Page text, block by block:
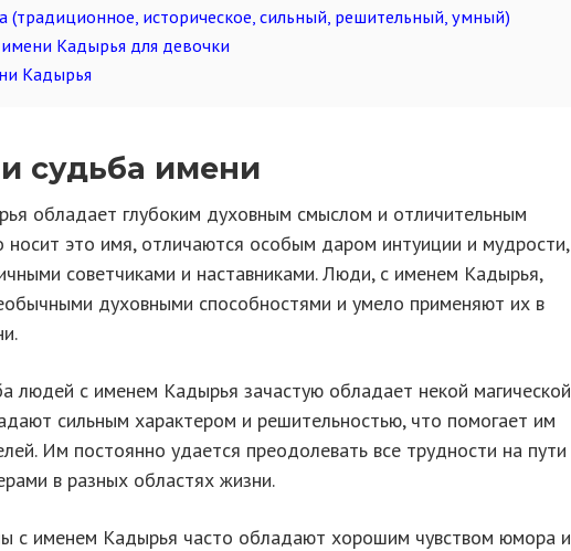
(традиционное, историческое, сильный, решительный, умный)
Кадырья для девочки
Кадырья
судьба имени
обладает глубоким духовным смыслом и отличительным
носит это имя, отличаются особым даром интуиции и мудрости,
советчиками и наставниками. Люди, с именем Кадырья,
духовными способностями и умело применяют их в
людей с именем Кадырья зачастую обладает некой магической
сильным характером и решительностью, что помогает им
Им постоянно удается преодолевать все трудности на пути
в разных областях жизни.
с именем Кадырья часто обладают хорошим чувством юмора и